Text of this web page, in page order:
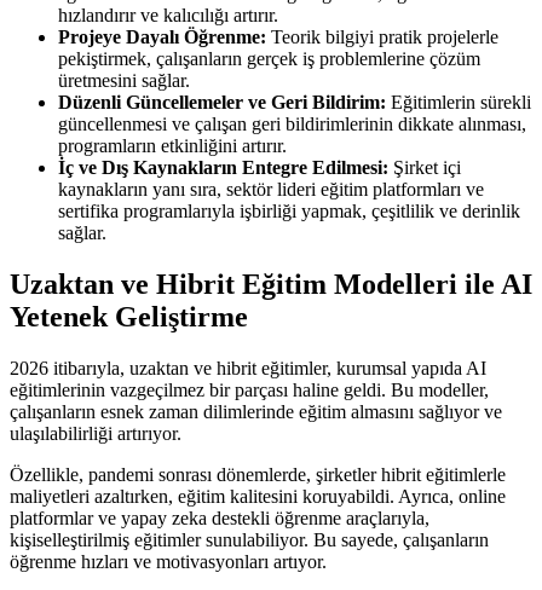
hızlandırır ve kalıcılığı artırır.
Projeye Dayalı Öğrenme: Teorik bilgiyi pratik projelerle
pekiştirmek, çalışanların gerçek iş problemlerine çözüm
üretmesini sağlar.
Düzenli Güncellemeler ve Geri Bildirim: Eğitimlerin sürekli
güncellenmesi ve çalışan geri bildirimlerinin dikkate alınması,
programların etkinliğini artırır.
İç ve Dış Kaynakların Entegre Edilmesi: Şirket içi
kaynakların yanı sıra, sektör lideri eğitim platformları ve
sertifika programlarıyla işbirliği yapmak, çeşitlilik ve derinlik
sağlar.
Uzaktan ve Hibrit Eğitim Modelleri ile AI
Yetenek Geliştirme
2026 itibarıyla, uzaktan ve hibrit eğitimler, kurumsal yapıda AI
eğitimlerinin vazgeçilmez bir parçası haline geldi. Bu modeller,
çalışanların esnek zaman dilimlerinde eğitim almasını sağlıyor ve
ulaşılabilirliği artırıyor.
Özellikle, pandemi sonrası dönemlerde, şirketler hibrit eğitimlerle
maliyetleri azaltırken, eğitim kalitesini koruyabildi. Ayrıca, online
platformlar ve yapay zeka destekli öğrenme araçlarıyla,
kişiselleştirilmiş eğitimler sunulabiliyor. Bu sayede, çalışanların
öğrenme hızları ve motivasyonları artıyor.